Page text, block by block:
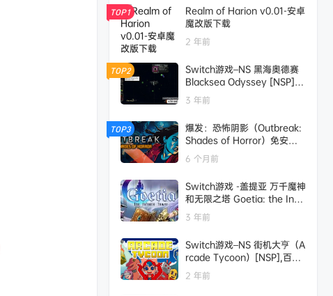
TOP1
Realm of Harion v0.01-安卓
魔改版下载
2 年前
TOP2
Switch游戏–NS 黑海奥德赛
Blacksea Odyssey [NSP],
百度云下载
3 年前
TOP3
爆发：恐怖阴影（Outbreak:
Shades of Horror）免安装
版下载
6 个月前
Switch游戏 -盖提亚 万千魔神
和无限之塔 Goetia: the Infin
ite Tower-百度网盘下载
3 年前
Switch游戏–NS 街机大亨（A
rcade Tycoon）[NSP],百度
云下载
2 年前